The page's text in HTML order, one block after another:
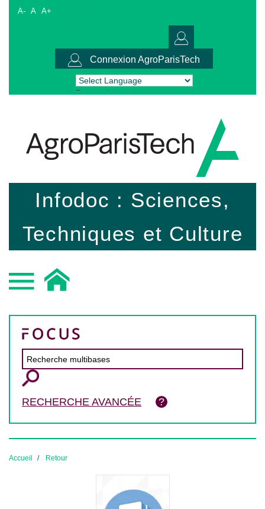
A- A A+
Connexion AgroParisTech
Powered by Translate
Infodoc : Sciences,
Techniques et Culture
RECHERCHE AVANCÉE
Accueil Retour